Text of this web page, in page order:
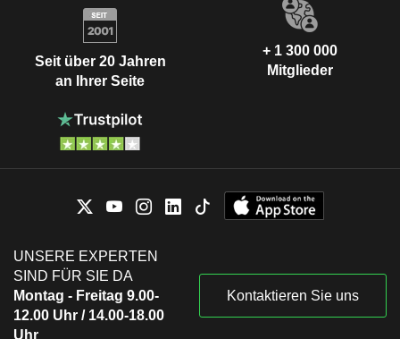
Seit über 20 Jahren
an Ihrer Seite
+ 1 300 000
Mitglieder
UNSERE EXPERTEN
SIND FÜR SIE DA
Montag - Freitag 9.00-
12.00 Uhr / 14.00-18.00
Uhr
Kontaktieren Sie uns